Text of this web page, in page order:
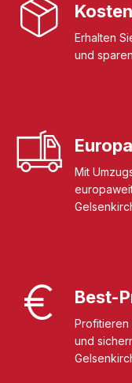
Erhalten
und
Mit
Best-
Profitieren
und